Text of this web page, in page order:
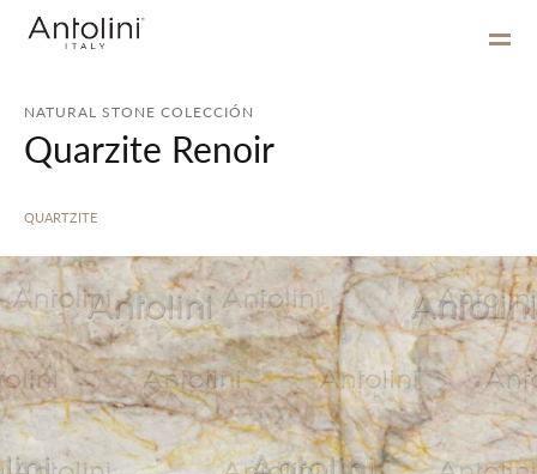
NATURAL STONE COLECCIÓN
Quarzite Renoir
QUARTZITE